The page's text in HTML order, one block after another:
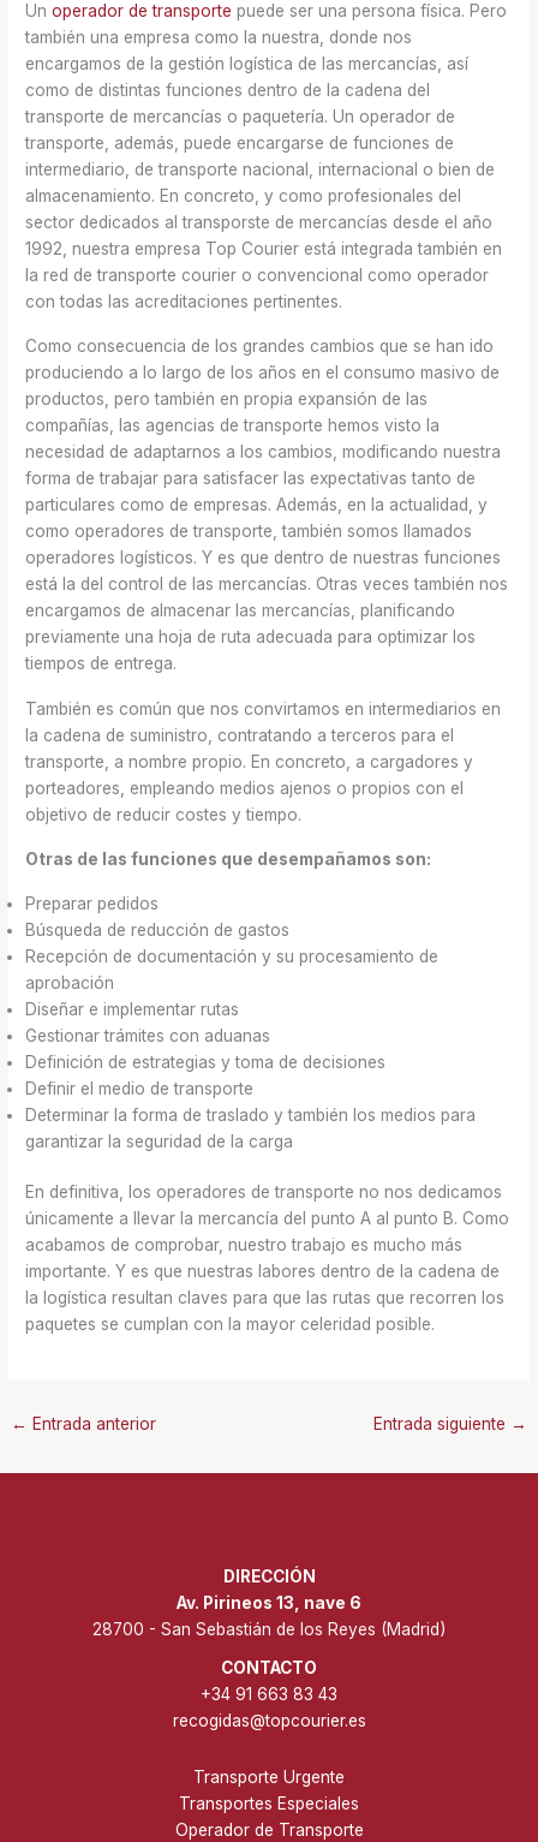
Unoperador de transporte puede ser una persona física. Pero
también una empresa como la nuestra, donde nos
encargamos de la gestión logística de las mercancías, así
como de distintas funciones dentro de la cadena del
transporte de mercancías o paquetería. Un operador de
transporte, además, puede encargarse de funciones de
intermediario, de transporte nacional, internacional o bien de
almacenamiento. En concreto, y como profesionales del
sector dedicados al transporste de mercancías desde el año
1992, nuestra empresa Top Courier está integrada también en
la red de transporte courier o convencional como operador
con todas las acreditaciones pertinentes.
Como consecuencia de los grandes cambios que se han ido
produciendo a lo largo de los años en el consumo masivo de
productos, pero también en propia expansión de las
compañías, las agencias de transporte hemos visto la
necesidad de adaptarnos a los cambios, modificando nuestra
forma de trabajar para satisfacer las expectativas tanto de
particulares como de empresas. Además, en la actualidad, y
como operadores de transporte, también somos llamados
operadores logísticos. Y es que dentro de nuestras funciones
está la del control de las mercancías. Otras veces también nos
encargamos de almacenar las mercancías, planificando
previamente una hoja de ruta adecuada para optimizar los
tiempos de entrega.
También es común que nos convirtamos en intermediarios en
la cadena de suministro, contratando a terceros para el
transporte, a nombre propio. En concreto, a cargadores y
porteadores, empleando medios ajenos o propios con el
objetivo de reducir costes y tiempo.
Otras de las funciones que desempañamos son:
Preparar pedidos
Búsqueda de reducción de gastos
Recepción de documentación y su procesamiento de
aprobación
Diseñar e implementar rutas
Gestionar trámites con aduanas
Definición de estrategias y toma de decisiones
Definir el medio de transporte
Determinar la forma de traslado y también los medios para
garantizar la seguridad de la carga
En definitiva, los operadores de transporte no nos dedicamos
únicamente a llevar la mercancía del punto A al punto B. Como
acabamos de comprobar, nuestro trabajo es mucho más
importante. Y es que nuestras labores dentro de la cadena de
la logística resultan claves para que las rutas que recorren los
paquetes se cumplan con la mayor celeridad posible.
← Entrada anterior Entrada siguiente →
DIRECCIÓN
Av. Pirineos 13, nave 6
28700 - San Sebastián de los Reyes (Madrid)
CONTACTO
+34 91 663 83 43
recogidas@topcourier.es
Transporte Urgente
Transportes Especiales
Operador de Transporte